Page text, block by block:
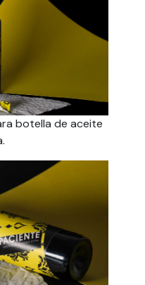
botella de aceite